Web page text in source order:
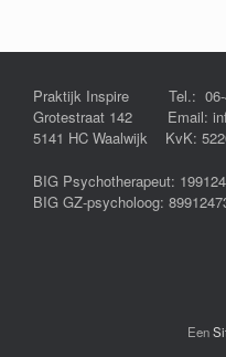
Praktijk Inspire Tel.: 06-
Grotestraat 142 Email:
5141 HC Waalwijk KvK:
BIG Psychotherapeut:
BIG GZ-psycholoog:
Een